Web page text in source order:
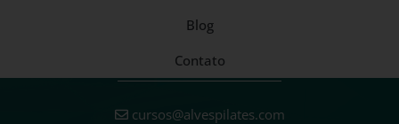
Blog
Contato
cursos@alvespilates.com